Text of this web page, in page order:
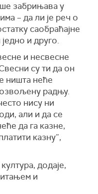
забрињава у
– да ли је реч о
саобраћајне
и друго.
и несвесне
су ти да он
ништа неће
радњу.
нису ни
али и да се
да га казне,
казну”,
додаје,
и